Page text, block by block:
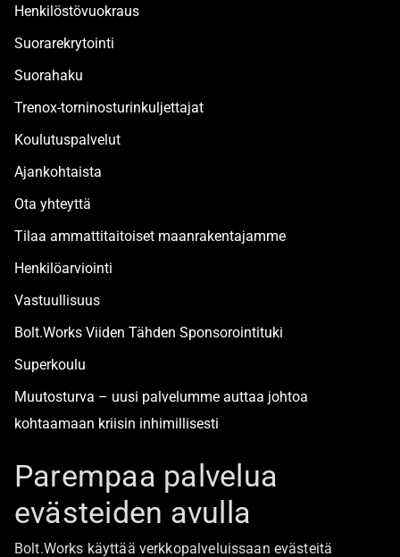
Henkilöstövuokraus
Suorarekrytointi
Suorahaku
Trenox-torninosturinkuljettajat
Koulutuspalvelut
Ajankohtaista
Ota yhteyttä
Tilaa ammattitaitoiset maanrakentajamme
Henkilöarviointi
Vastuullisuus
Bolt.Works Viiden Tähden Sponsorointituki
Superkoulu
Muutosturva – uusi palvelumme auttaa johtoa
kohtaamaan kriisin inhimillisesti
Boltista
Parempaa palvelua
evästeiden avulla
Bolt.Works käyttää verkkopalveluissaan evästeitä